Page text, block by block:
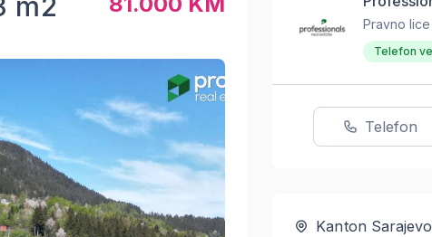
Pravno lice
Telefon
Telefon
Kanton Sarajevo